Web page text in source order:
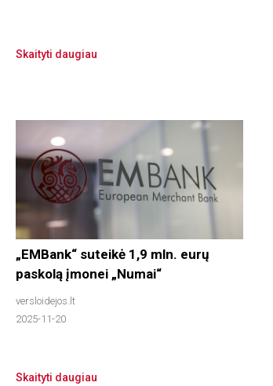
Skaityti daugiau
„EMBank“ suteikė 1,9 mln. eurų
paskolą įmonei „Numai“
versloidejos.lt
2025-11-20
Skaityti daugiau